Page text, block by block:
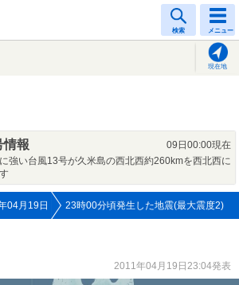
検索 メニュー
現在地
情報
09日00:00現在
強い台風13号が久米島の西北西約260kmを西北西に
04月19日 23時00分頃発生した地震(最大震度2)
2011年04月19日23:04発表